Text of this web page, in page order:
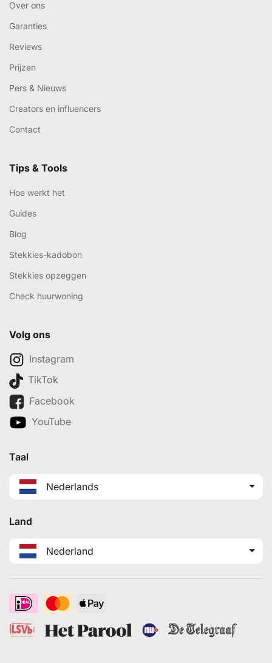
Over ons
Garanties
Reviews
Prijzen
Pers & Nieuws
Creators en influencers
Contact
Tips & Tools
Hoe werkt het
Guides
Blog
Stekkies-kadobon
Stekkies opzeggen
Check huurwoning
Volg ons
Instagram
TikTok
Facebook
YouTube
Taal
Nederlands
Land
Nederland